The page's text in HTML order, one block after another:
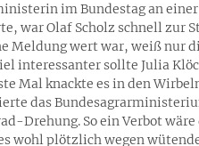
im Bundestag an
war Olaf Scholz schnell zur
Meldung wert war, weiß nur
interessanter sollte Julia
Mal knackte es in den
das
Drehung. So ein Verbot wäre
wohl plötzlich wegen